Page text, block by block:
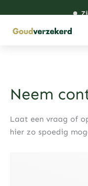
Neem
Laat een vraag of
hier zo spoedig